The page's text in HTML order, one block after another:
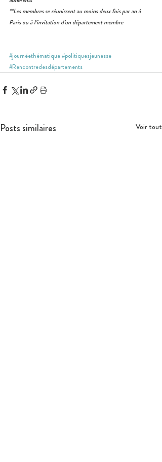
**Les membres se réunissent au moins deux fois par an à
Paris ou à l’invitation d’un département membre
#journéethématique#politiquesjeunesse
#Rencontredesdépartements
Posts similaires Voir tout